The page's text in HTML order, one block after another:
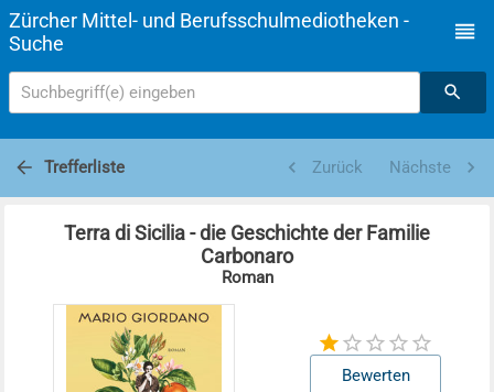
Zürcher Mittel- und Berufsschulmediotheken -
Suche
Suchbegriff(e) eingeben
Trefferliste Zurück Nächste
Terra di Sicilia - die Geschichte der Familie
Carbonaro
Roman
Bewerten